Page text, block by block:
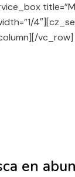
vc_row]
en